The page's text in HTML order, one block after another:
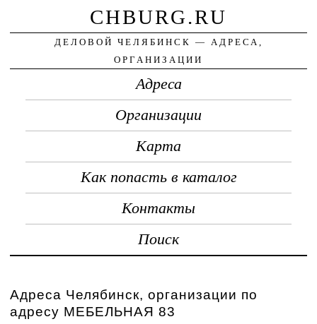
CHBURG.RU
ДЕЛОВОЙ ЧЕЛЯБИНСК — АДРЕСА,
ОРГАНИЗАЦИИ
Адреса
Организации
Карта
Как попасть в каталог
Контакты
Поиск
Адреса Челябинск, организации по
адресу МЕБЕЛЬНАЯ 83